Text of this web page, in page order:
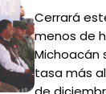
Cerrará
menos de
Michoacán
tasa más